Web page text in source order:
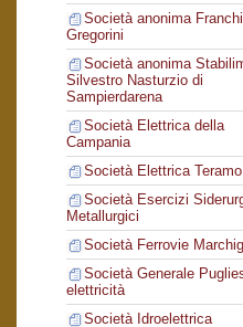
Società anonima
Gregorini
Società anonima
Silvestro Nasturzio di
Sampierdarena
Società Elettrica della
Campania
Società Elettrica Teramo
Società Esercizi
Metallurgici
Società Ferrovie
Società Generale
elettricità
Società Idroelettrica